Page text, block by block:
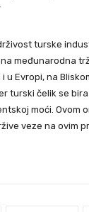
turske
međunarodna
u Evropi, na
turski čelik se
moći. Ovom
veze na ovim